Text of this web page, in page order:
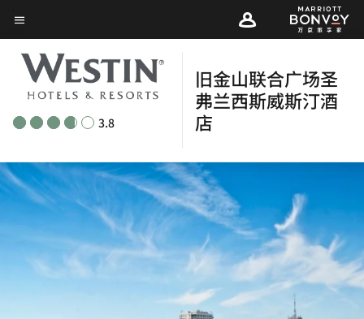
Skip
to
main
content
菜单文本
3.8
旧金山联合广场圣
弗兰西斯威斯汀酒
店